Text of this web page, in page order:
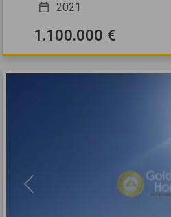
2021
1.100.000 €
Previous